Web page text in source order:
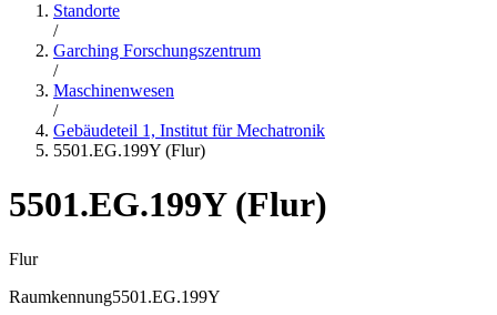
Standorte
/
Garching Forschungszentrum
/
Maschinenwesen
/
Gebäudeteil 1, Institut für Mechatronik
5501.EG.199Y (Flur)
5501.EG.199Y (Flur)
Flur
Raumkennung5501.EG.199Y